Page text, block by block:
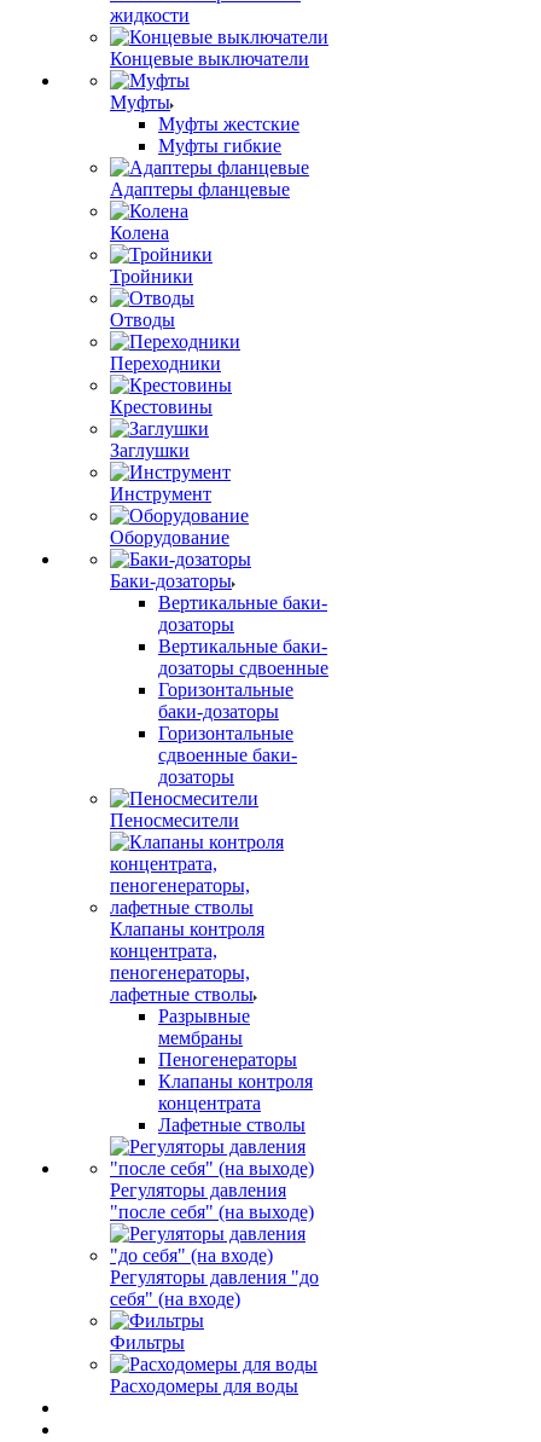
жидкости
Концевые выключатели
Муфты
Муфты жестские
Муфты гибкие
Адаптеры фланцевые
Колена
Тройники
Отводы
Переходники
Крестовины
Заглушки
Инструмент
Оборудование
Баки-дозаторы
Вертикальные баки-
дозаторы
Вертикальные баки-
дозаторы сдвоенные
Горизонтальные
баки-дозаторы
Горизонтальные
сдвоенные баки-
дозаторы
Пеносмесители
Клапаны контроля
концентрата,
пеногенераторы,
лафетные стволы
Разрывные
мембраны
Пеногенераторы
Клапаны контроля
концентрата
Лафетные стволы
Регуляторы давления
"после себя" (на выходе)
Регуляторы давления "до
себя" (на входе)
Фильтры
Расходомеры для воды